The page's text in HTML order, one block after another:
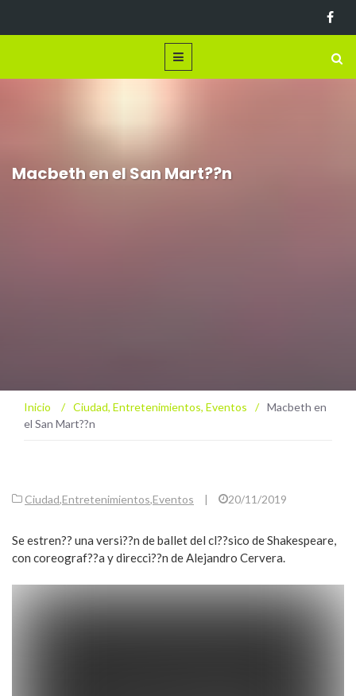
Macbeth en el San Mart??n
Inicio / Ciudad, Entretenimientos, Eventos / Macbeth en
el San Mart??n
Ciudad,Entretenimientos,Eventos | 20/11/2019
Se estren?? una versi??n de ballet del cl??sico de Shakespeare,
con coreograf??a y direcci??n de Alejandro Cervera.